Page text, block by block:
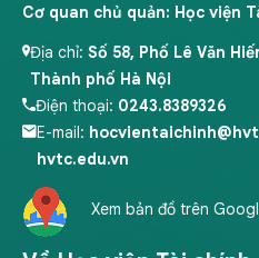
Cơ quan chủ quản: Học viện
Địa chỉ: Số 58, Phố Lê Văn
Thành phố Hà Nội
Điện thoại: 0243.8389326
E-mail:
hvtc.edu.vn
Xem bản đồ trên